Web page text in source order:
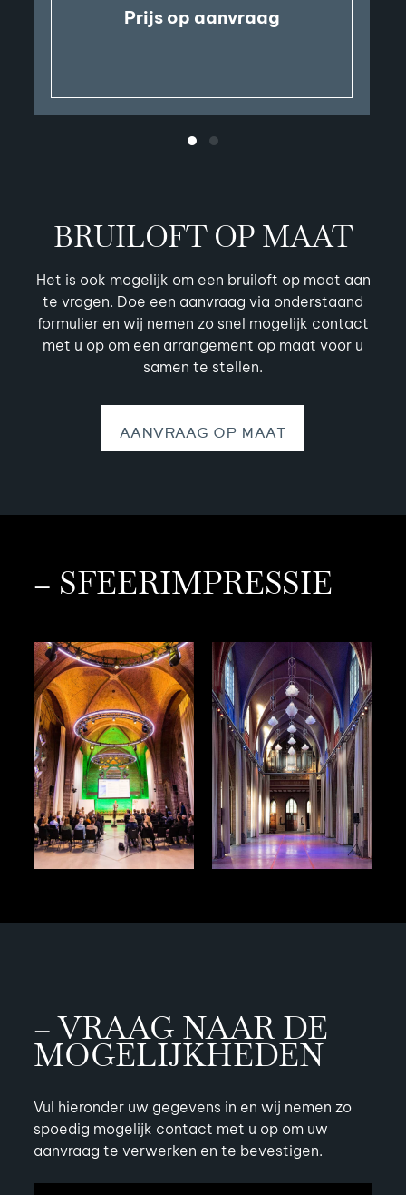
Prijs op aanvraag
BRUILOFT OP MAAT
Het is ook mogelijk om een bruiloft op maat aan
te vragen. Doe een aanvraag via onderstaand
formulier en wij nemen zo snel mogelijk contact
met u op om een arrangement op maat voor u
samen te stellen.
AANVRAAG OP MAAT
– SFEERIMPRESSIE
– VRAAG NAAR DE
MOGELIJKHEDEN
Vul hieronder uw gegevens in en wij nemen zo
spoedig mogelijk contact met u op om uw
aanvraag te verwerken en te bevestigen.